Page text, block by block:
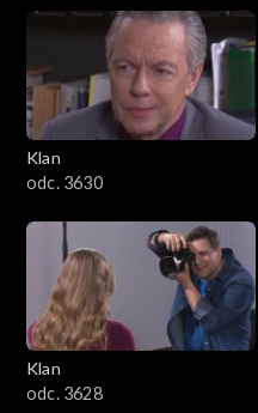
Klan
odc. 3630
Klan
odc. 3628